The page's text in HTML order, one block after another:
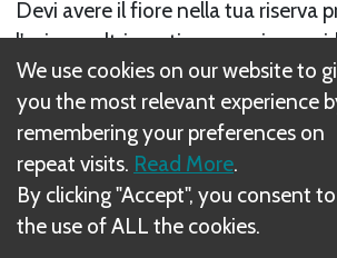
Devi avere il fiore nella tua riserva
l'azione, altrimenti non puoi
regolanon si applicaalle carte
Obiettivo
Fai come minimo 130 punti.
obiettivi.
We use cookies on our website to
you the most relevant experience
remembering your preferences on
repeat visits. Read More.
By clicking "Accept", you consent to
the use of ALL the cookies.